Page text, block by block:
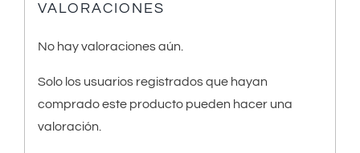
VALORACIONES
No hay valoraciones aún.
Solo los usuarios registrados que hayan
comprado este producto pueden hacer una
valoración.